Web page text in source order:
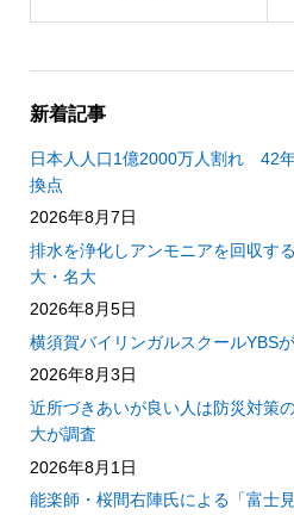
新着記事
日本人人口1億2000万人割れ 42
換点
2026年8月7日
排水を浄化しアンモニアを回収す
大・名大
2026年8月5日
横須賀バイリンガルスクールYBS
2026年8月3日
近所づきあいが良い人は防災対
大が調査
2026年8月1日
能楽師・桜間右陣氏による「富士